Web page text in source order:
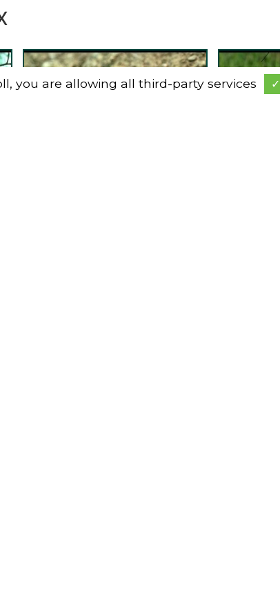
you are allowing all third-party services